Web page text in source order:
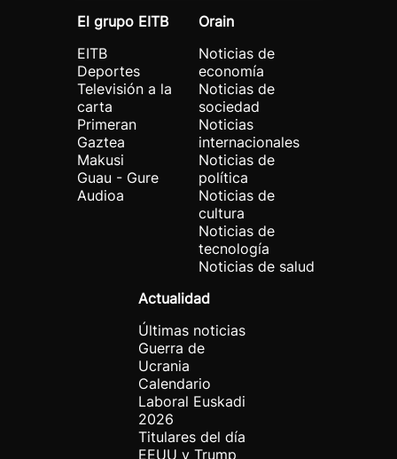
El grupo EITB
EITB
Deportes
Televisión a la
carta
Primeran
Gaztea
Makusi
Guau - Gure
Audioa
Orain
Noticias de
economía
Noticias de
sociedad
Noticias
internacionales
Noticias de
política
Noticias de
cultura
Noticias de
tecnología
Noticias de salud
Actualidad
Últimas noticias
Guerra de
Ucrania
Calendario
Laboral Euskadi
2026
Titulares del día
EEUU y Trump